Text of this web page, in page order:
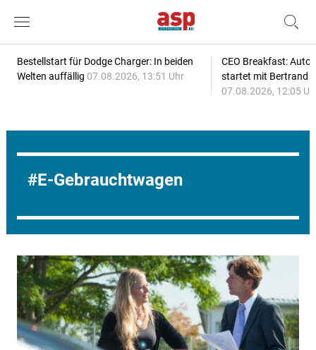
Bestellstart für Dodge Charger: In beiden
Welten auffällig 07.08.2026, 13:51 Uhr
CEO Breakfast:
startet mit Bertrand
07.08.2026, 12:05
E-Gebrauchtwagen